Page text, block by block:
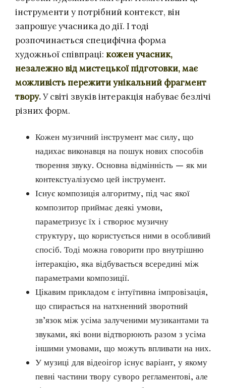
інструменти у потрібний контекст, він
запрошує учасника до дії. І тоді
розпочинається специфічна форма
художньої співпраці: кожен учасник,
незалежно від мистецької підготовки, має
можливість пережити унікальний фрагмент
твору.У світі звуків інтеракція набуває безлічі
різних форм.
Кожен музичний інструмент має силу, що
надихає виконавця на пошук нових способів
творення звуку. Основна відмінність — як ми
контекстуалізуємо цей інструмент.
Існує композиція алгоритму, під час якої
композитор приймає деякі умови,
параметризує їх і створює музичну
структуру, що користується ними в особливий
спосіб. Тоді можна говорити про внутрішню
інтеракцію, яка відбувається всередині між
параметрами композиції.
Цікавим прикладом є інтуїтивна імпровізація,
що спирається на натхненний зворотний
зв’язок між усіма залученими музикантами та
звуками, які вони відтворюють разом з усіма
іншими умовами, що можуть впливати на них.
У музиці для відеоігор існує варіант, у якому
певні частини твору суворо регламентові, але